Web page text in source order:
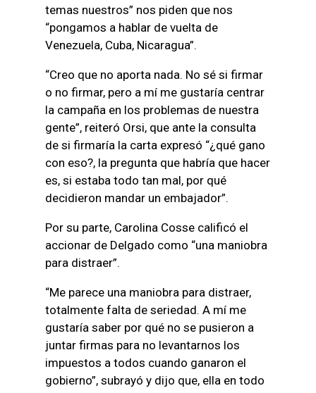
temas nuestros” nos piden que nos
“pongamos a hablar de vuelta de
Venezuela, Cuba, Nicaragua”.
“Creo que no aporta nada. No sé si firmar
o no firmar, pero a mí me gustaría centrar
la campaña en los problemas de nuestra
gente”, reiteró Orsi, que ante la consulta
de si firmaría la carta expresó “¿qué gano
con eso?, la pregunta que habría que hacer
es, si estaba todo tan mal, por qué
decidieron mandar un embajador”.
Por su parte, Carolina Cosse calificó el
accionar de Delgado como “una maniobra
para distraer”.
“Me parece una maniobra para distraer,
totalmente falta de seriedad. A mí me
gustaría saber por qué no se pusieron a
juntar firmas para no levantarnos los
impuestos a todos cuando ganaron el
gobierno”, subrayó y dijo que, ella en todo